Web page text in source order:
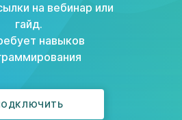
на вебинар или
гайд.
навыков